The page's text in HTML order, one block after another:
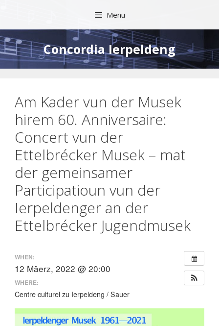
content
Menu
Concordia Ierpeldeng
Am Kader vun der Musek
hirem 60. Anniversaire:
Concert vun der
Ettelbrécker Musek – mat
der gemeinsamer
Participatioun vun der
Ierpeldenger an der
Ettelbrécker Jugendmusek
WHEN:
12 Mäerz, 2022 @ 20:00
WHERE:
Centre culturel zu Ierpeldeng / Sauer